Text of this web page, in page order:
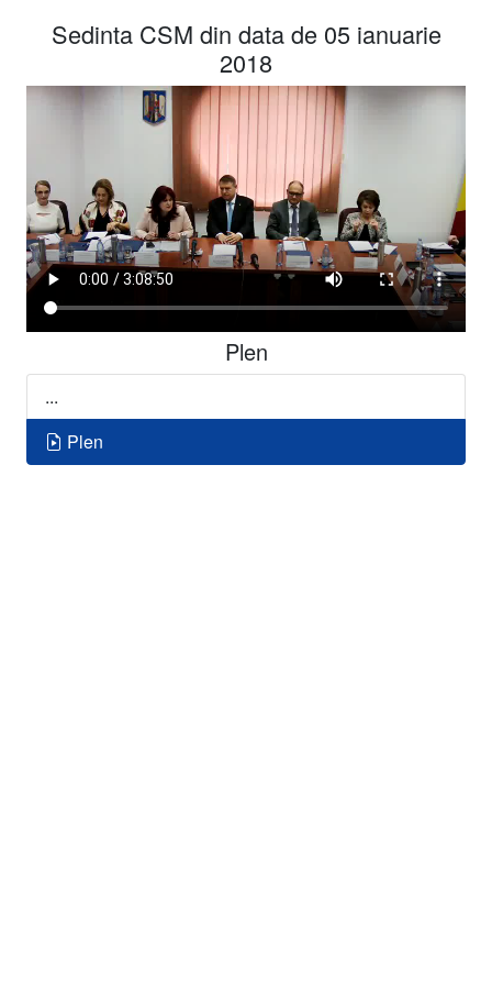
Sedinta CSM din data de 05 ianuarie
2018
Plen
...
Plen